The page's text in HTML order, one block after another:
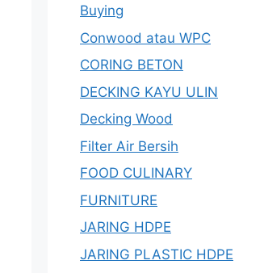
Buying
Conwood atau WPC
CORING BETON
DECKING KAYU ULIN
Decking Wood
Filter Air Bersih
FOOD CULINARY
FURNITURE
JARING HDPE
JARING PLASTIC HDPE